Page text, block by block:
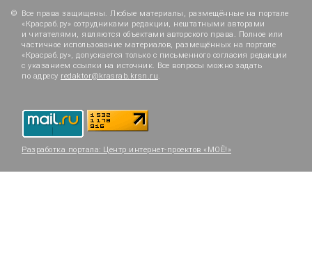
Все права защищены. Любые материалы, размещённые на портале
«Красраб.ру» сотрудниками редакции, нештатными авторами
и читателями, являются объектами авторского права. Полное или
частичное использование материалов, размещённых на портале
«Красраб.ру», допускается только с письменного согласия редакции
с указанием ссылки на источник. Все вопросы можно задать
по адресу redaktor@krasrab.krsn.ru.
Разработка портала: Центр интернет-проектов «МОЁ!»